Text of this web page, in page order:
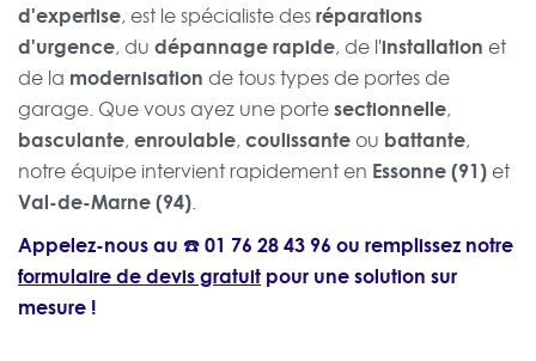
d'expertise, est le spécialiste desréparations
d'urgence, du dépannage rapide, de l'installation et
de la modernisation de tous types de portes de
garage. Que vous ayez une portesectionnelle,
basculante, enroulable, coulissanteou battante,
notre équipe intervient rapidement en Essonne (91) et
Val-de-Marne (94).
Appelez-nous au ☎️01 76 28 43 96 ou remplissez notre
formulaire de devis gratuit pour une solution sur
mesure !